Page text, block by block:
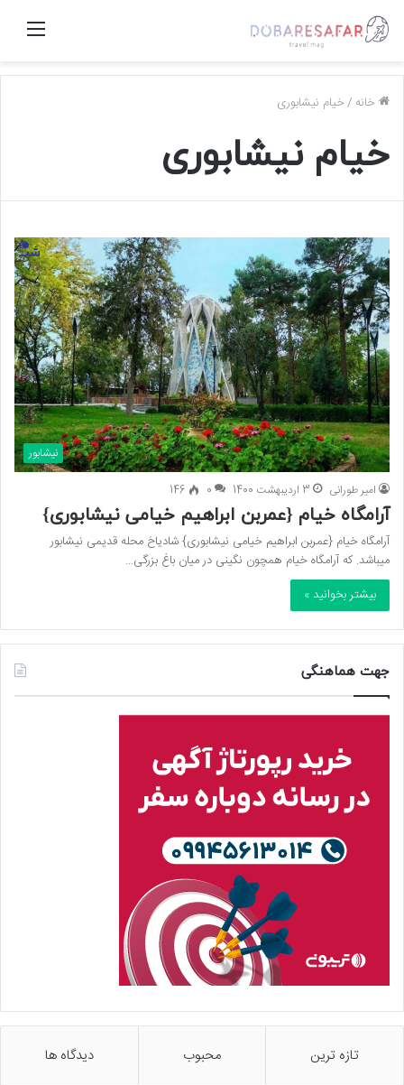
منو
خانه /خیام نیشابوری
خیام نیشابوری
نیشابور
امیر طورانی 3 اردیبهشت 1400 0
146
آرامگاه خیام {عمربن ابراهیم خیامی نیشابوری}
آرامگاه خیام {عمربن ابراهیم خیامی نیشابوری} شادیاخ محله قدیمی نیشابور
میباشد. که آرامگاه خیام همچون نگینی در میان باغ بزرگی…
بیشتر بخوانید »
جهت هماهنگی
تازه ترین محبوب دیدگاه ها